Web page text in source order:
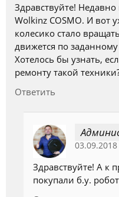
Здравствуйте!
Wolkinz COSMO. И вот
колесико стало
движется по
Хотелось бы узнать,
ремонту такой
Ответить
Здравствуйте! А к
покупали б.у.